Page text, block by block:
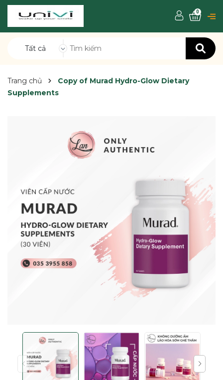
Tất cả
0
Trang chủ
Copy of Murad Hydro-Glow Dietary
Supplements